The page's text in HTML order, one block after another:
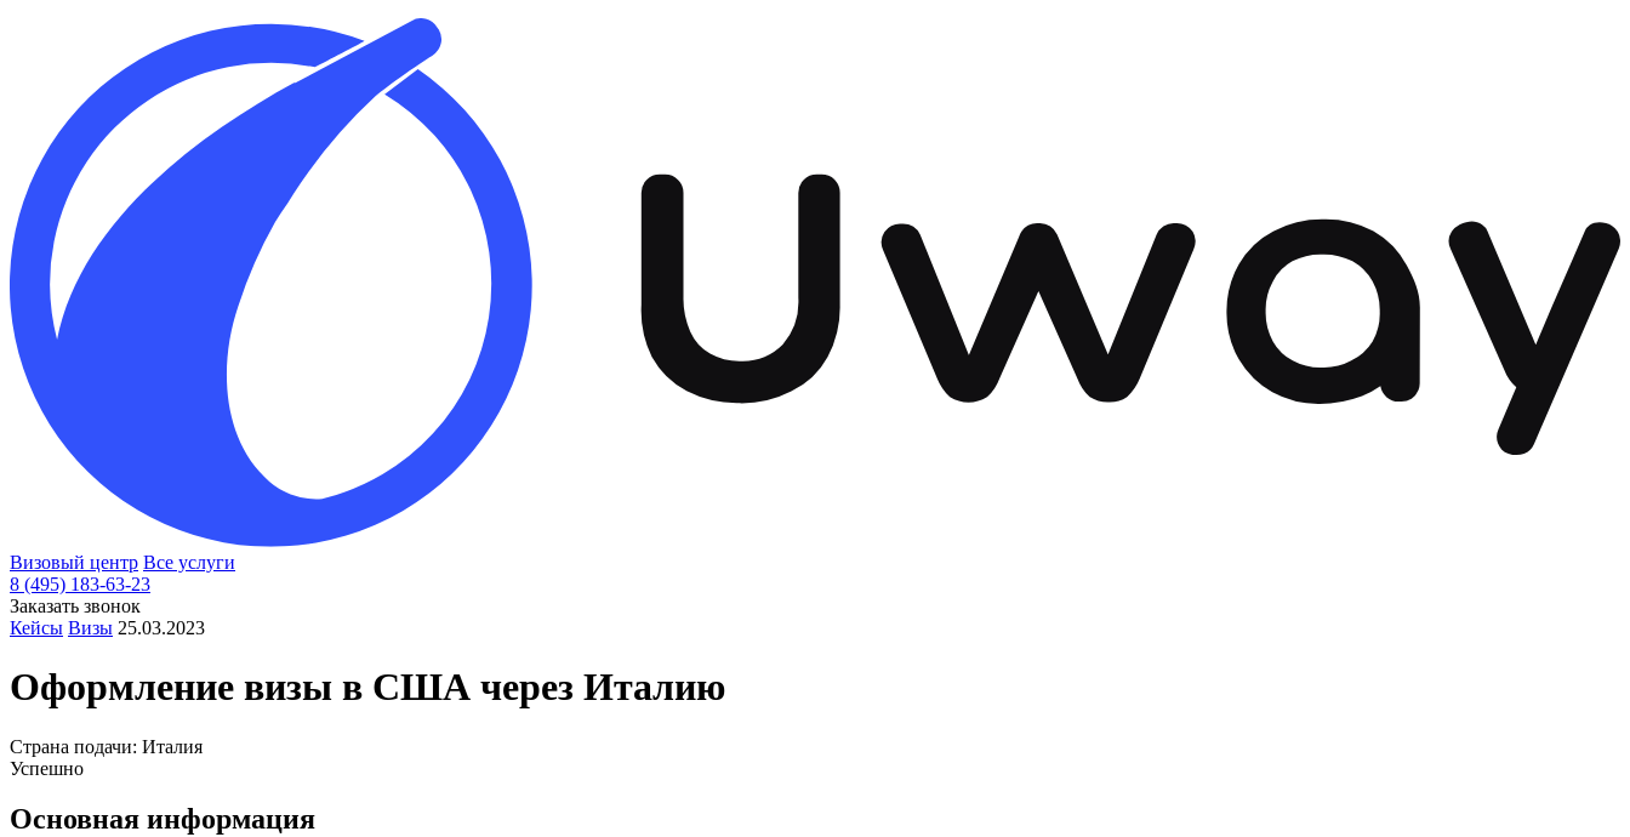
Визовый центр Все услуги
8 (495) 183-63-23
Заказать звонок
Кейсы Визы 25.03.2023
Оформление визы в США через Италию
Страна подачи: Италия
Успешно
Основная информация